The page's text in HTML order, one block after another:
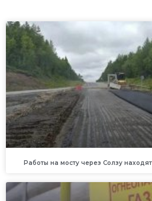
Работы на мосту через Солзу